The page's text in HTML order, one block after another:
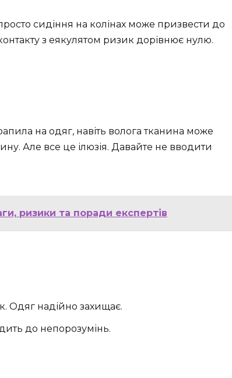
сидіння на колінах може призвести до
з еякулятом ризик дорівнює нулю.
на одяг, навіть волога тканина може
Але все це ілюзія. Давайте не вводити
ризики та поради експертів
Одяг надійно захищає.
до непорозумінь.